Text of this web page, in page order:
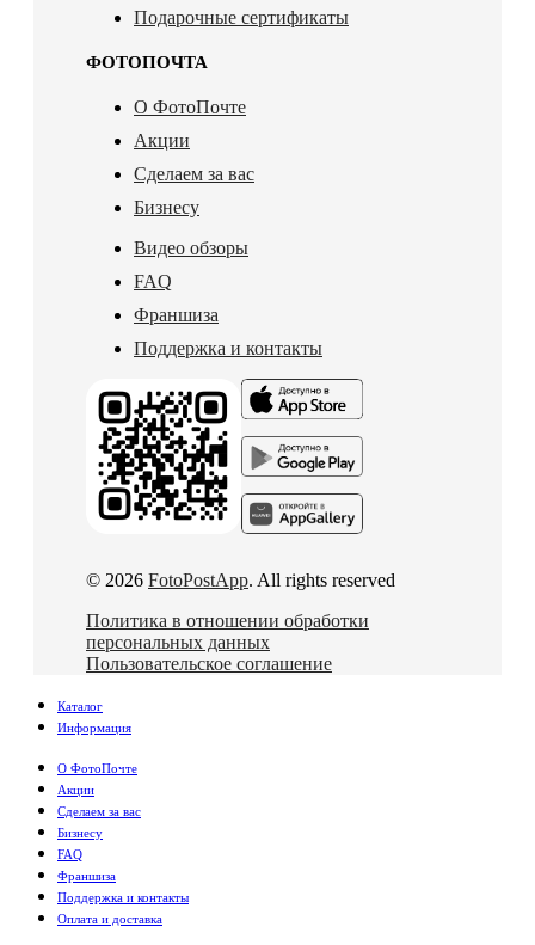
Подарочные сертификаты
ФОТОПОЧТА
О ФотоПочте
Акции
Сделаем за вас
Бизнесу
Видео обзоры
FAQ
Франшиза
Поддержка и контакты
© 2026 FotoPostApp. All rights reserved
Политика в отношении обработки
персональных данных
Пользовательское соглашение
Каталог
Информация
О ФотоПочте
Акции
Сделаем за вас
Бизнесу
FAQ
Франшиза
Поддержка и контакты
Оплата и доставка